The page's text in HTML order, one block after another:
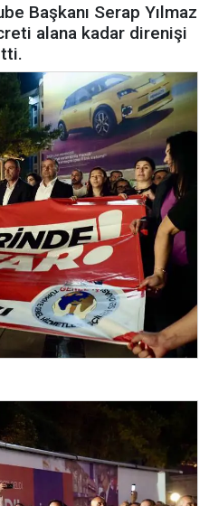
Başkanı Serap Yılmaz
alana kadar direnişi